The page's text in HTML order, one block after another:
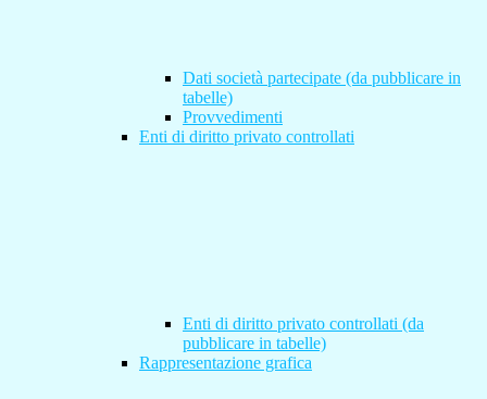
Dati società partecipate (da pubblicare in
tabelle)
Provvedimenti
Enti di diritto privato controllati
Enti di diritto privato controllati (da
pubblicare in tabelle)
Rappresentazione grafica